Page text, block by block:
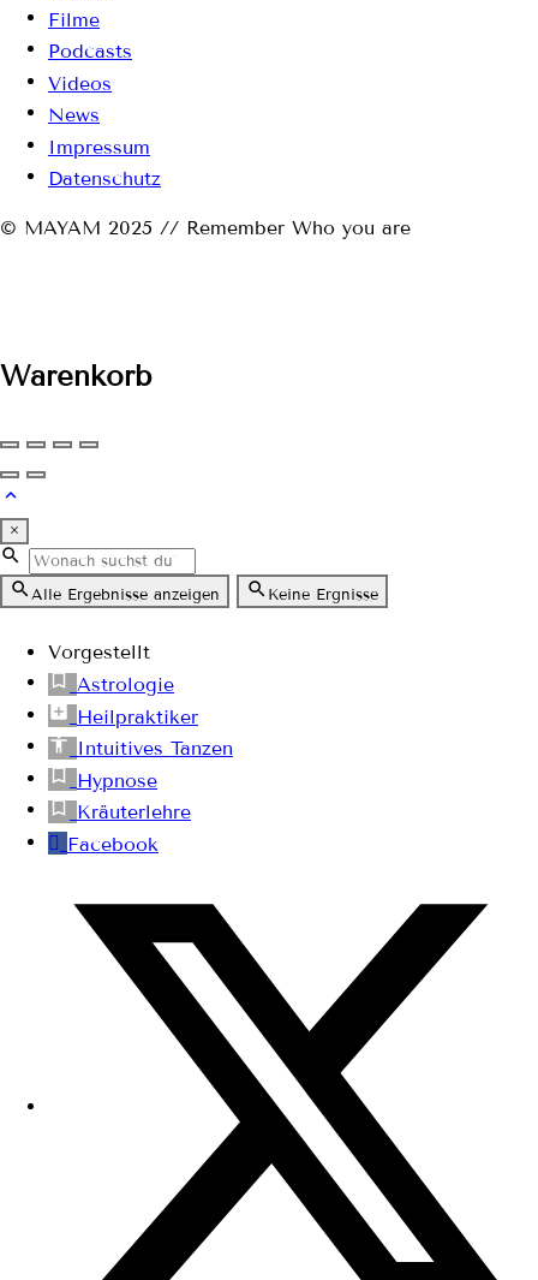
Filme
Podcasts
Videos
News
Impressum
Datenschutz
© MAYAM 2025 // Remember Who you are
Warenkorb
×
Alle Ergebnisse anzeigen Keine Ergnisse
Vorgestellt
Astrologie
Heilpraktiker
Intuitives Tanzen
Hypnose
Kräuterlehre
Facebook